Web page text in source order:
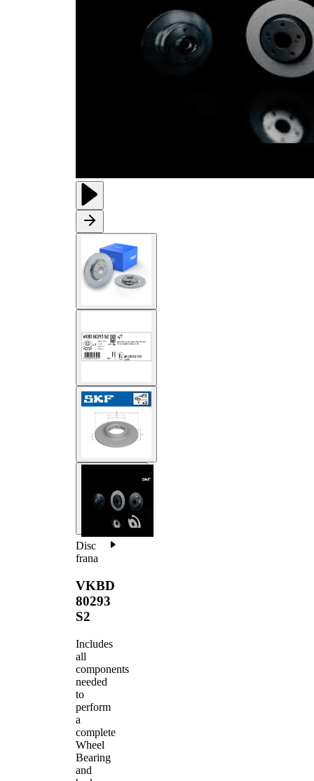
Disc
frana
VKBD
80293
S2
Includes
all
components
needed
to
perform
a
complete
Wheel
Bearing
and